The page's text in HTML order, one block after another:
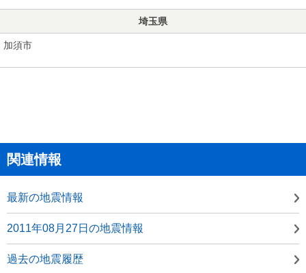
埼玉県
加須市
関連情報
最新の地震情報
2011年08月27日の地震情報
過去の地震履歴